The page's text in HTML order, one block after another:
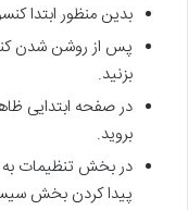
بدین منظور ابتدا
پس از روشن شدن
بزنید.
بروید.
در بخش تنظیمات به
پیدا کردن بخش